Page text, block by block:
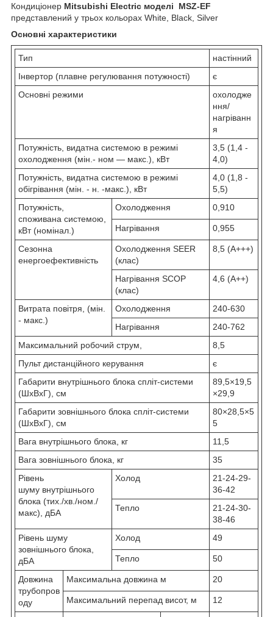
Кондиціонер Mitsubishi Electric моделі MSZ-EF
представлений у трьох кольорах White, Black, Silver
Основні характеристики
Тип
настінний
Інвертор (плавне регулювання потужності)
є
Основні режими
охолодже
ння/
нагріванн
я
Потужність, видатна системою в режимі
охолодження (мін.- ном — макс.), кВт
3,5 (1,4 -
4,0)
Потужність, видатна системою в режимі
обігрівання (мін. - н. -макс.), кВт
4,0 (1,8 -
5,5)
Потужність,
споживана системою,
кВт (номінал.)
Охолодження 0,910
Нагрівання 0,955
Сезонна
енергоефективність
Охолодження SEER
(клас)
8,5 (A+++)
Нагрівання SСOP
(клас)
4,6 (A++)
Витрата повітря, (мін.
- макс.)
Охолодження
240-630
Нагрівання
240-762
Максимальний робочий струм,
8,5
Пульт дистанційного керування
є
Габарити внутрішнього блока спліт-системи
(ШxВxГ), см
89,5×19,5
×29,9
Габарити зовнішнього блока спліт-системи
(ШxВxГ), см
80×28,5×5
5
Вага внутрішнього блока, кг
11,5
Вага зовнішнього блока, кг
35
Рівень
шуму внутрішнього
блока (тих./хв./ном./
макс), дБА
Холод
21-24-29-
36-42
Тепло
21-24-30-
38-46
Рівень шуму
зовнішнього блока,
дБА
Холод 49
Тепло 50
Довжина
трубопров
оду
Максимальна довжина м 20
Максимальний перепад висот, м 12